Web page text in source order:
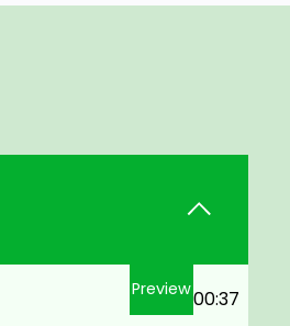
Preview00:37